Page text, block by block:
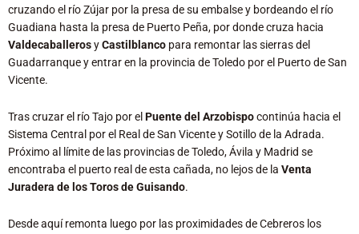
cruzando el río Zújar por la presa de su embalse y bordeando el río
Guadiana hasta la presa de Puerto Peña, por donde cruza hacia
ValdecaballerosyCastilblanco para remontar las sierras del
Guadarranque y entrar en la provincia de Toledo por el Puerto de San
Vicente.
Tras cruzar el río Tajo por el Puente del Arzobispocontinúa hacia el
Sistema Central por el Real de San Vicente y Sotillo de la Adrada.
Próximo al límite de las provincias de Toledo, Ávila y Madrid se
encontraba el puerto real de esta cañada, no lejos de la Venta
Juradera de los Toros de Guisando.
Desde aquí remonta luego por las proximidades de Cebreros los